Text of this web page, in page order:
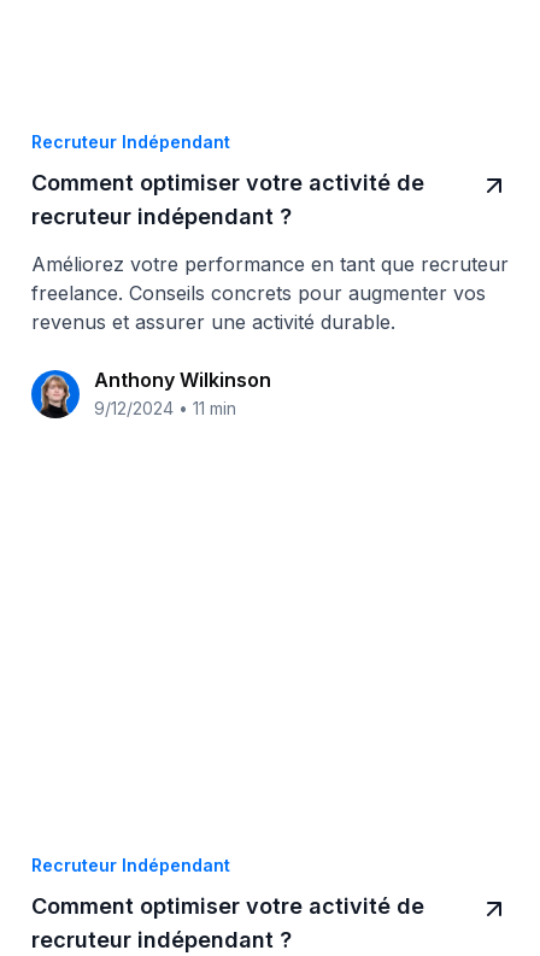
Recruteur Indépendant
Comment optimiser votre activité de
recruteur indépendant ?
Améliorez votre performance en tant que recruteur
freelance. Conseils concrets pour augmenter vos
revenus et assurer une activité durable.
Anthony Wilkinson
9/12/2024 • 11 min
Recruteur Indépendant
Comment optimiser votre activité de
recruteur indépendant ?